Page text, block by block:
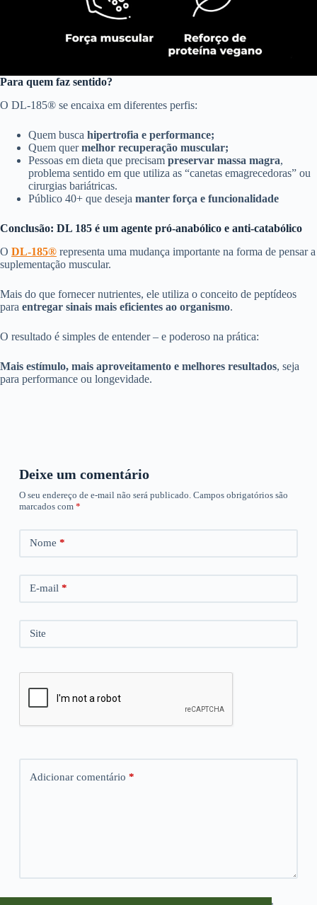
Para quem faz sentido?
O DL-185® se encaixa em diferentes perfis:
Quem busca hipertrofia e performance;
Quem quermelhor recuperação muscular;
Pessoas em dieta que precisam preservar massa magra,
problema sentido em que utiliza as “canetas emagrecedoras” ou
cirurgias bariátricas.
Público 40+ que deseja manter força e funcionalidade
Conclusão: DL 185 é um agente pró-anabólico e anti-catabólico
O DL-185® representa uma mudança importante na forma de pensar a
suplementação muscular.
Mais do que fornecer nutrientes, ele utiliza o conceito de peptídeos
para entregar sinais mais eficientes ao organismo.
O resultado é simples de entender – e poderoso na prática:
Mais estímulo, mais aproveitamento e melhores resultados, seja
para performance ou longevidade.
Deixe um comentário
O seu endereço de e-mail não será publicado. Campos obrigatórios são
marcados com *
Nome *
E-mail *
Site
Adicionar comentário *